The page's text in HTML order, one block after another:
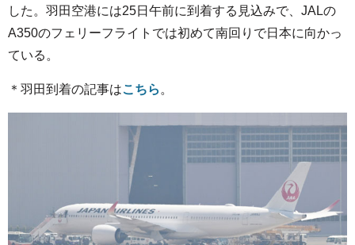
した。羽田空港には25日午前に到着する見込みで、JALの
A350のフェリーフライトでは初めて南回りで日本に向かっ
ている。
＊羽田到着の記事はこちら 。